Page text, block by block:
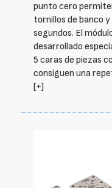
punto cero
tornillos de banco
segundos. El
desarrollado
5 caras de piezas
consiguen una
[+]